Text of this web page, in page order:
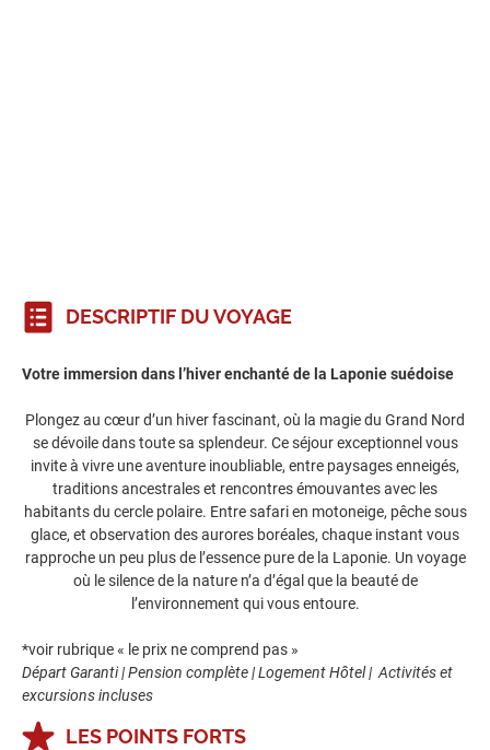
DESCRIPTIF DU VOYAGE
Votre immersion dans l’hiver enchanté de la Laponie suédoise
Plongez au cœur d’un hiver fascinant, où la magie du Grand Nord
se dévoile dans toute sa splendeur. Ce séjour exceptionnel vous
invite à vivre une aventure inoubliable, entre paysages enneigés,
traditions ancestrales et rencontres émouvantes avec les
habitants du cercle polaire. Entre safari en motoneige, pêche sous
glace, et observation des aurores boréales, chaque instant vous
rapproche un peu plus de l’essence pure de la Laponie. Un voyage
où le silence de la nature n’a d’égal que la beauté de
l’environnement qui vous entoure.
*voir rubrique « le prix ne comprend pas »
Départ Garanti | Pension complète | Logement Hôtel | Activités et
excursions incluses
LES POINTS FORTS